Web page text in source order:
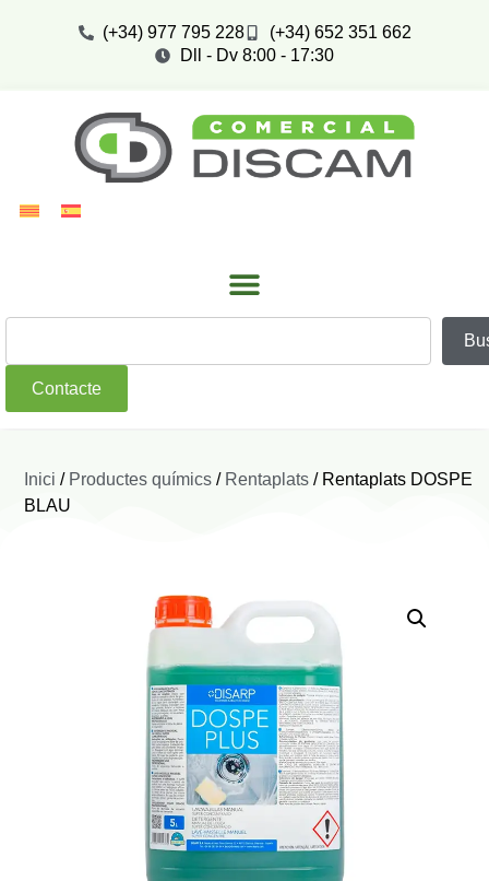
(+34) 977 795 228
(+34) 652 351 662
Dll - Dv 8:00 - 17:30
Contacte
Inici / Productes químics / Rentaplats / Rentaplats DOSPE
BLAU